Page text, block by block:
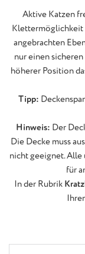
Aktive Katzen
Klettermöglichkeit
angebrachten
nur einen
höherer Position
Tipp:
Hinweis: Der
Die Decke muss
nicht geeignet. Alle
für
In der Rubrik